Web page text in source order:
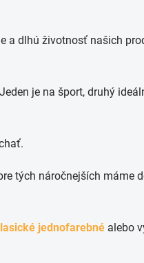
a dlhú životnosť našich
je na šport, druhý
tých náročnejších máme
jednofarebné alebo